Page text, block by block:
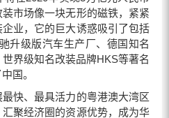
市场像一块无形的磁铁，紧紧
业，它的巨大诱惑吸引了包括
升级版汽车生产厂、德国知名
界级知名改装品牌HKS等著名
国。
快、最具活力的粤港澳大湾区
聚经济圈的资源优势，成为华